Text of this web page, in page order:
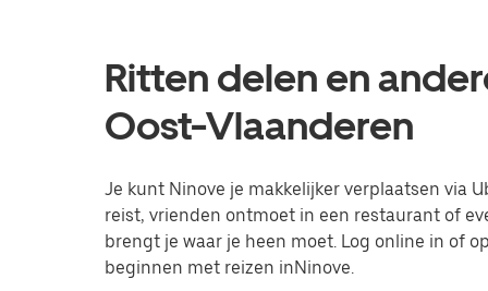
Ritten delen en
Oost-Vlaanderen
Je kunt Ninove je makkelijker verplaatsen via
reist, vrienden ontmoet in een restaurant of
brengt je waar je heen moet. Log online in of
beginnen met reizen inNinove.